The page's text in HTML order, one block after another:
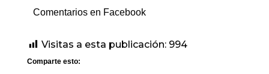
Comentarios en Facebook
Visitas a esta publicación: 994
Comparte esto: